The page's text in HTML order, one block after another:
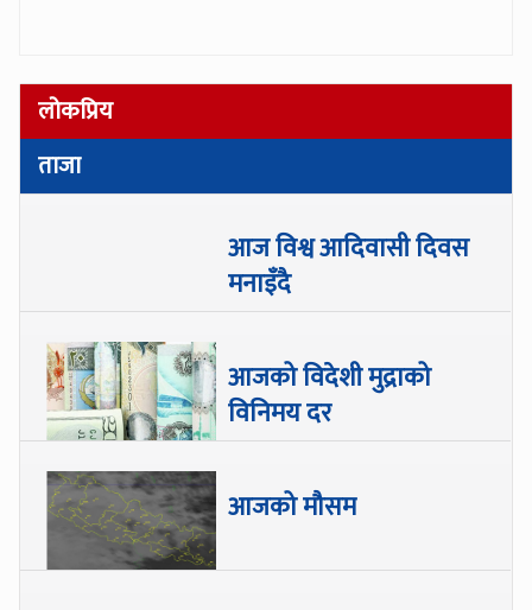
लोकप्रिय
ताजा
आज विश्व आदिवासी दिवस
मनाइँदै
आजको विदेशी मुद्राको
विनिमय दर
आजको मौसम